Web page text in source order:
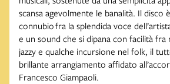
scansa agevolmente le banalità. Il disco
connubio fra la splendida voce
e un sound che si dipana con facilità
jazzy e qualche incursione nel folk, il
brillante arrangiamento affidato
Francesco Giampaoli.